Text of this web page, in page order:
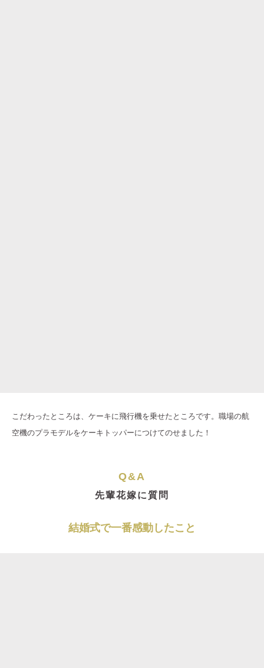
こだわったところは、ケーキに飛行機を乗せたところです。職場の航
空機のプラモデルをケーキトッパーにつけてのせました！
Q&A
先輩花嫁に質問
結婚式で一番感動したこと